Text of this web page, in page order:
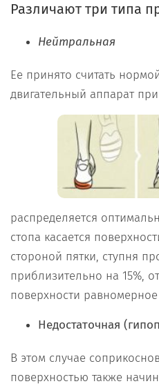
Различают три типа
Нейтральная
Ее принято считать
двигательный аппарат
распределяется
стопа касается
стороной пятки, ступня
приблизительно на 15%,
поверхности
Недостаточная
В этом случае
поверхностью также